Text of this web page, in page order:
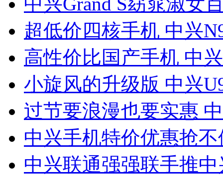
超低价四核手机 中兴
高性价比国产手机 中
小旋风的升级版 中兴
过节要浪漫也要实惠
中兴手机特价优惠抢不
中兴联通强强联手推中